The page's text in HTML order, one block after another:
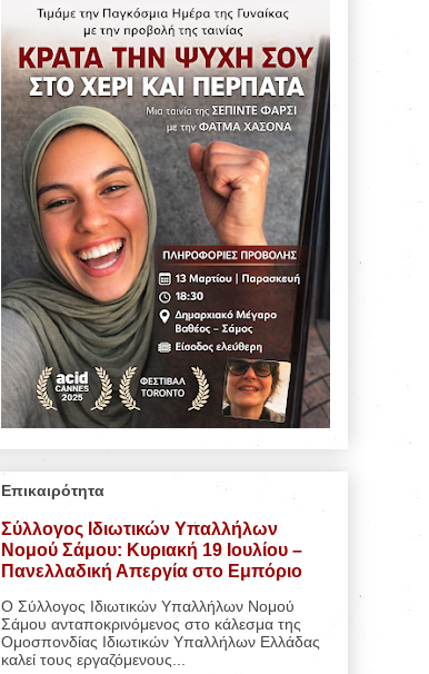
Επικαιρότητα
Σύλλογος Ιδιωτικών Υπαλλήλων
Νομού Σάμου: Κυριακή 19 Ιουλίου –
Πανελλαδική Απεργία στο Εμπόριο
Ο Σύλλογος Ιδιωτικών Υπαλλήλων Νομού
Σάμου ανταποκρινόμενος στο κάλεσμα της
Ομοσπονδίας Ιδιωτικών Υπαλλήλων Ελλάδας
καλεί τους εργαζόμενους...